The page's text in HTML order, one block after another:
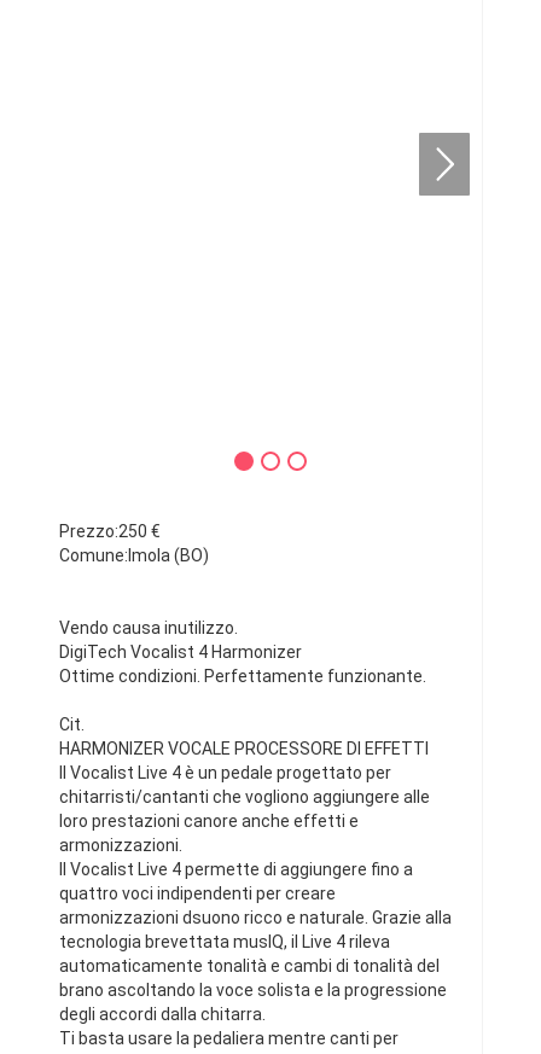
Prezzo:250 €
Comune:Imola (BO)
Vendo causa inutilizzo.
DigiTech Vocalist 4 Harmonizer
Ottime condizioni. Perfettamente funzionante.
Cit.
HARMONIZER VOCALE PROCESSORE DI EFFETTI
Il Vocalist Live 4 è un pedale progettato per
chitarristi/cantanti che vogliono aggiungere alle
loro prestazioni canore anche effetti e
armonizzazioni.
Il Vocalist Live 4 permette di aggiungere fino a
quattro voci indipendenti per creare
armonizzazioni dsuono ricco e naturale. Grazie alla
tecnologia brevettata musIQ, il Live 4 rileva
automaticamente tonalità e cambi di tonalità del
brano ascoltando la voce solista e la progressione
degli accordi dalla chitarra.
Ti basta usare la pedaliera mentre canti per